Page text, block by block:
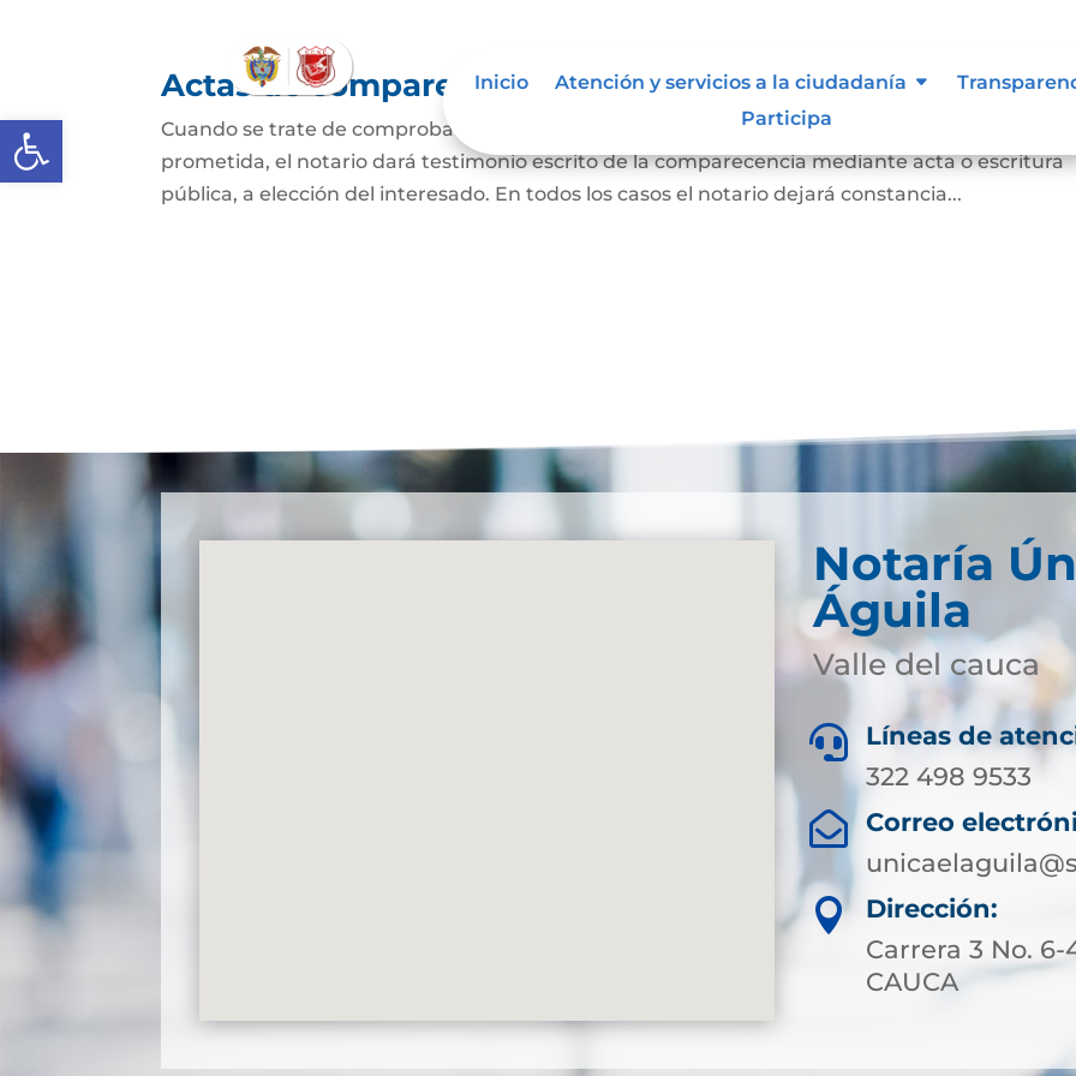
Abrir barra de herramientas
Inicio Atención y servicios a la ciudadanía
Participa
Actas de comparecencia para otorgar escritura pública
Cuando se trate de comprobar que una persona concurrió a la notaría a otorgar una escritura
prometida, el notario dará testimonio escrito de la comparecencia mediante acta o escritura
pública, a elección del interesado. En todos los casos el notario dejará constancia...
Notaría
Águila
Valle del cauca

Líneas de
322 498 9533

Correo

Dirección:
Carrera 3 No. 6-
CAUCA